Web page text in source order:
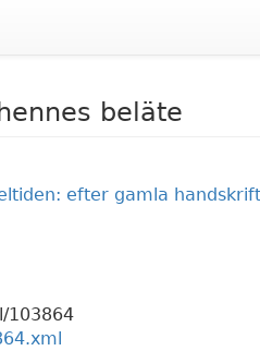
beläte
efter gamla
103864